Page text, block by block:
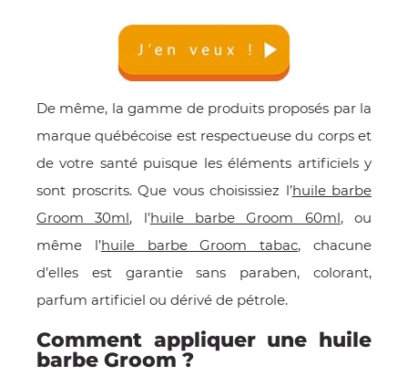
De même, la gamme de produits proposés par la
marque québécoise est respectueuse du corps et
de votre santé puisque les éléments artificiels y
sont proscrits. Que vous choisissiez l’huile barbe
Groom 30ml, l’huile barbe Groom 60ml, ou
même l’huile barbe Groom tabac, chacune
d’elles est garantie sans paraben, colorant,
parfum artificiel ou dérivé de pétrole.
Comment appliquer une huile
barbe Groom ?